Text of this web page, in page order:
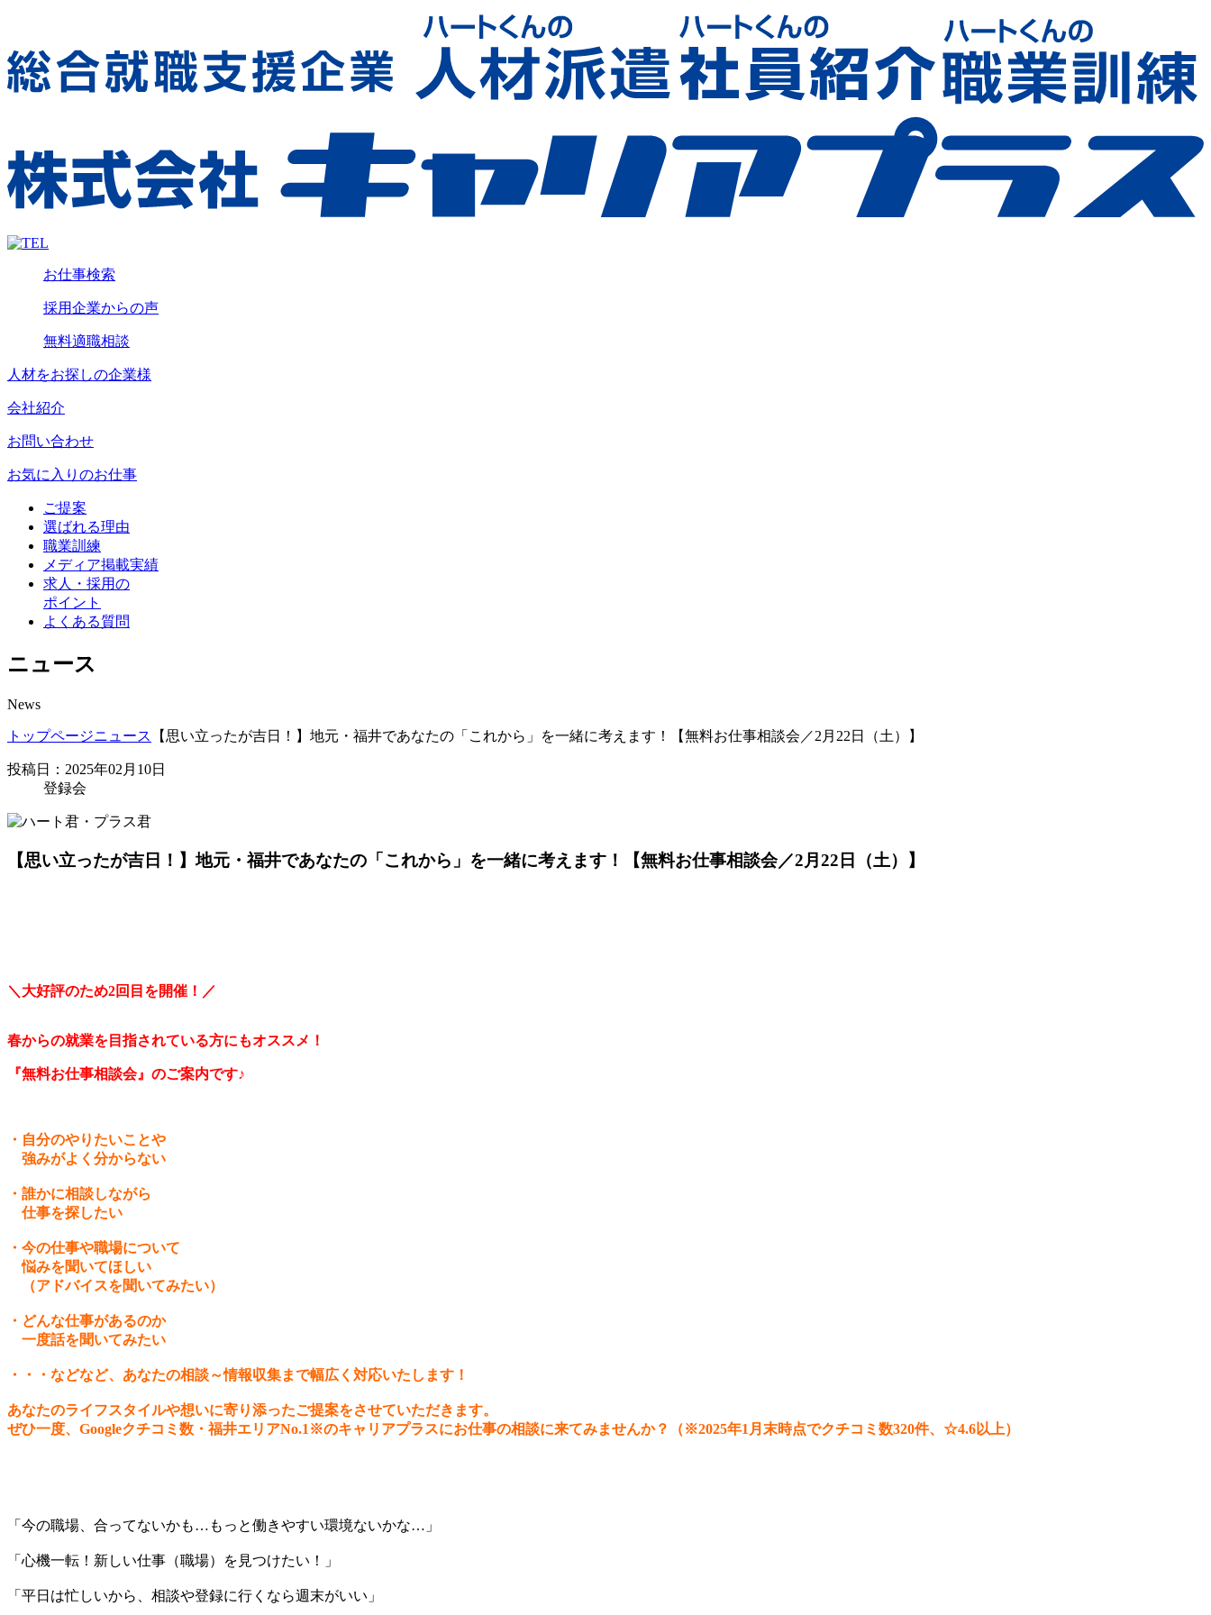
お仕事検索
採用企業からの声
無料適職相談
人材をお探しの企業様
会社紹介
お問い合わせ
お気に入りのお仕事
ご提案
選ばれる理由
職業訓練
メディア掲載実績
求人・採用の
ポイント
よくある質問
ニュース
News
トップページニュース 【思い立ったが吉日！】地元・福井であなたの「これから」を一緒に考えます！【無料お仕事相談会／2月22日（土）】
投稿日：2025年02月10日
登録会
【思い立ったが吉日！】地元・福井であなたの「これから」を一緒に考えます！【無料お仕事相談会／2月22日（土）】
＼大好評のため2回目を開催！／
春からの就業を目指されている方にもオススメ！
『無料お仕事相談会』のご案内です♪
・自分のやりたいことや
強みがよく分からない
・誰かに相談しながら
仕事を探したい
・今の仕事や職場について
悩みを聞いてほしい
（アドバイスを聞いてみたい）
・どんな仕事があるのか
一度話を聞いてみたい
・・・などなど、あなたの相談～情報収集まで幅広く対応いたします！
あなたのライフスタイルや想いに寄り添ったご提案をさせていただきます。
ぜひ一度、Googleクチコミ数・福井エリアNo.1※のキャリアプラスにお仕事の相談に来てみませんか？
（※2025年1月末時点でクチコミ数320件、☆4.6以上）
「今の職場、合ってないかも…もっと働きやすい環境ないかな…」
「心機一転！新しい仕事（職場）を見つけたい！」
「平日は忙しいから、相談や登録に行くなら週末がいい」